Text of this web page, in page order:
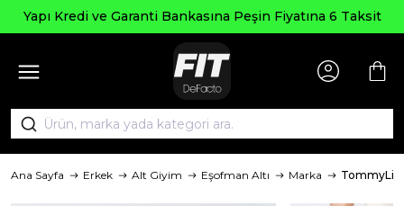
Yapı Kredi ve Garanti Bankasına Peşin Fiyatına 6 Taksit
Ana Sayfa Erkek Alt Giyim Eşofman Altı Marka TommyLife